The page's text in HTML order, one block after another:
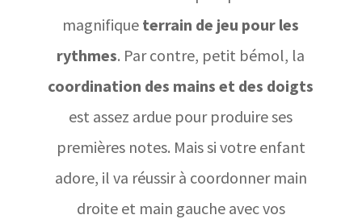
magnifique terrain de jeu pour les
rythmes. Par contre, petit bémol, la
coordination des mains et des doigts
est assez ardue pour produire ses
premières notes. Mais si votre enfant
adore, il va réussir à coordonner main
droite et main gauche avec vos